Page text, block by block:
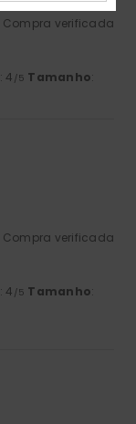
Compra verificada
: 4 /5 Tamanho:
Compra verificada
: 4 /5 Tamanho: